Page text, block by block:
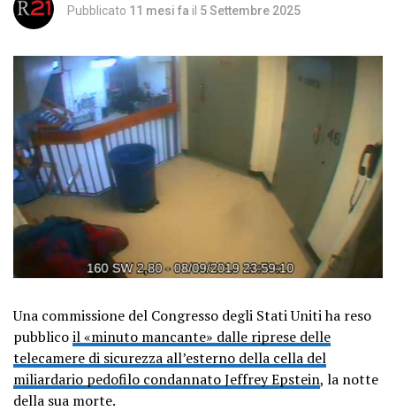
Pubblicato 11 mesi fa il 5 Settembre 2025
Una commissione del Congresso degli Stati Uniti ha reso
pubblicoil «minuto mancante» dalle riprese delle
telecamere di sicurezza all’esterno della cella del
miliardario pedofilo condannato Jeffrey Epstein, la notte
della sua morte.